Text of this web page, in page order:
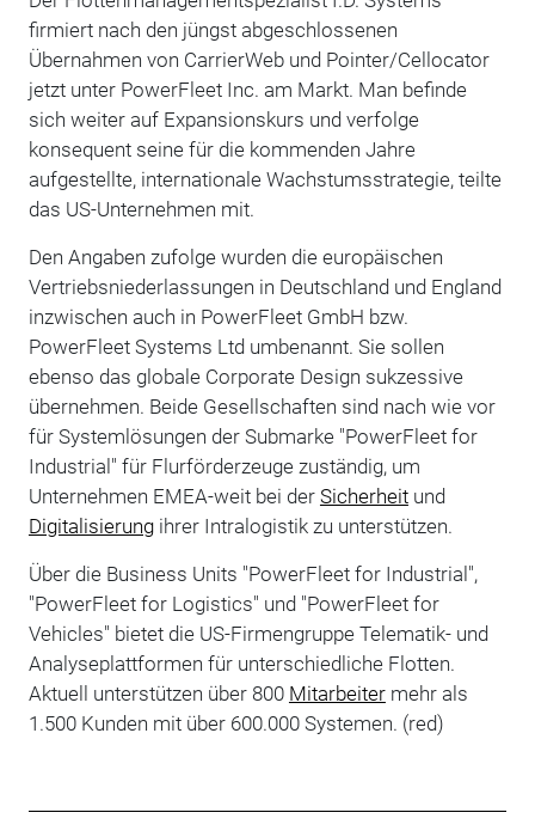
firmiert nach den jüngst abgeschlossenen
Übernahmen von CarrierWeb und Pointer/Cellocator
jetzt unter PowerFleet Inc. am Markt. Man befinde
sich weiter auf Expansionskurs und verfolge
konsequent seine für die kommenden Jahre
aufgestellte, internationale Wachstumsstrategie, teilte
das US-Unternehmen mit.
Den Angaben zufolge wurden die europäischen
Vertriebsniederlassungen in Deutschland und England
inzwischen auch in PowerFleet GmbH bzw.
PowerFleet Systems Ltd umbenannt. Sie sollen
ebenso das globale Corporate Design sukzessive
übernehmen. Beide Gesellschaften sind nach wie vor
für Systemlösungen der Submarke "PowerFleet for
Industrial" für Flurförderzeuge zuständig, um
Unternehmen EMEA-weit bei der Sicherheitund
Digitalisierungihrer Intralogistik zu unterstützen.
Über die Business Units "PowerFleet for Industrial",
"PowerFleet for Logistics" und "PowerFleet for
Vehicles" bietet die US-Firmengruppe Telematik- und
Analyseplattformen für unterschiedliche Flotten.
Aktuell unterstützen über 800 Mitarbeitermehr als
1.500 Kunden mit über 600.000 Systemen. (red)